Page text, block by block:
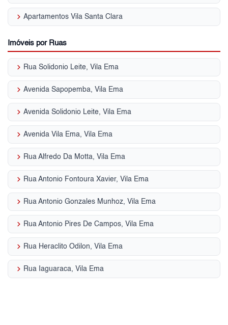
keyboard_arrow_right Apartamentos Vila Santa Clara
Imóveis por Ruas
keyboard_arrow_right Rua Solidonio Leite, Vila Ema
keyboard_arrow_right Avenida Sapopemba, Vila Ema
keyboard_arrow_right Avenida Solidonio Leite, Vila Ema
keyboard_arrow_right Avenida Vila Ema, Vila Ema
keyboard_arrow_right Rua Alfredo Da Motta, Vila Ema
keyboard_arrow_right Rua Antonio Fontoura Xavier, Vila Ema
keyboard_arrow_right Rua Antonio Gonzales Munhoz, Vila Ema
keyboard_arrow_right Rua Antonio Pires De Campos, Vila Ema
keyboard_arrow_right Rua Heraclito Odilon, Vila Ema
keyboard_arrow_right Rua Iaguaraca, Vila Ema